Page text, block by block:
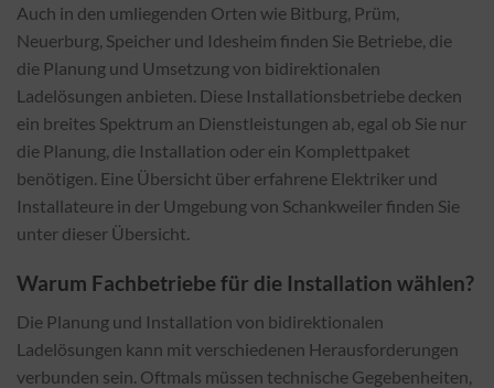
Auch in den umliegenden Orten wie Bitburg, Prüm,
Neuerburg, Speicher und Idesheim finden Sie Betriebe, die
die Planung und Umsetzung von bidirektionalen
Ladelösungen anbieten. Diese Installationsbetriebe decken
ein breites Spektrum an Dienstleistungen ab, egal ob Sie nur
die Planung, die Installation oder ein Komplettpaket
benötigen. Eine Übersicht über erfahrene Elektriker und
Installateure in der Umgebung von Schankweiler finden Sie
unter dieser Übersicht.
Warum Fachbetriebe für die Installation wählen?
Die Planung und Installation von bidirektionalen
Ladelösungen kann mit verschiedenen Herausforderungen
verbunden sein. Oftmals müssen technische Gegebenheiten,